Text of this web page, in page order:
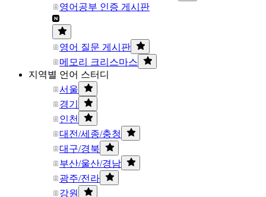
영어공부 인증 게시판
영어 질문 게시판
메모리 크리스마스
지역별 언어 스터디
서울
경기
인천
대전/세종/충청
대구/경북
부산/울산/경남
광주/전라
강원